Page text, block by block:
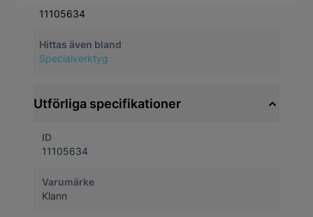
11105634
Hittas även bland
Specialverktyg
Utförliga specifikationer
ID
11105634
Varumärke
Klann